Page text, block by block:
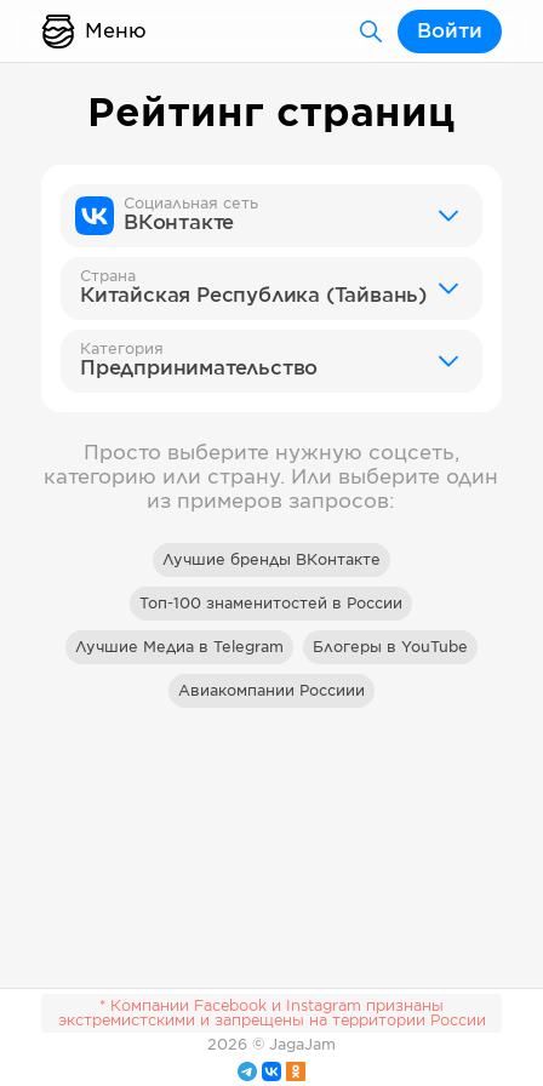
Меню Войти
Рейтинг страниц
Социальная сеть
ВКонтакте
Страна
Китайская Республика (Тайвань)
Категория
Предпринимательство
Просто выберите нужную соцсеть,
категорию или страну. Или выберите один
из примеров запросов:
Лучшие бренды ВКонтакте
Топ-100 знаменитостей в России
Лучшие Медиа в Telegram Блогеры в YouTube
Авиакомпании Россиии
* Компании Facebook и Instagram признаны
экстремистскими и запрещены на территории России
2026 © JagaJam